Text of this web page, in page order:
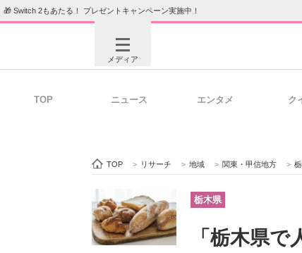
🎁 Switch 2もあたる！ プレゼントキャンペーン実施中！
メディア
ビジネスと働き方のヒント
TOP ニュース エンタメ ク
TOP > リサーチ > 地域 > 関東・甲信地方 >
栃木県
「栃木県